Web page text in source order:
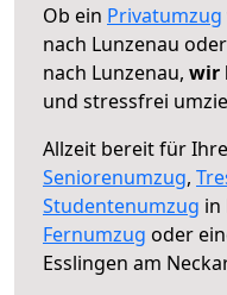
Ob ein Privatumzug
nach Lunzenau
nach Lunzenau, wir
und stressfrei
Allzeit bereit für
Seniorenumzug,
Studentenumzug in
Fernumzug oder
Esslingen am